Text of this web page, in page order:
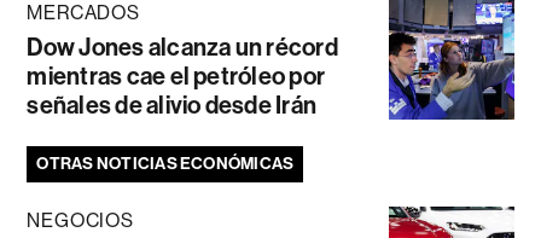
MERCADOS
Dow Jones alcanza un récord
mientras cae el petróleo por
señales de alivio desde Irán
OTRAS NOTICIAS ECONÓMICAS
NEGOCIOS